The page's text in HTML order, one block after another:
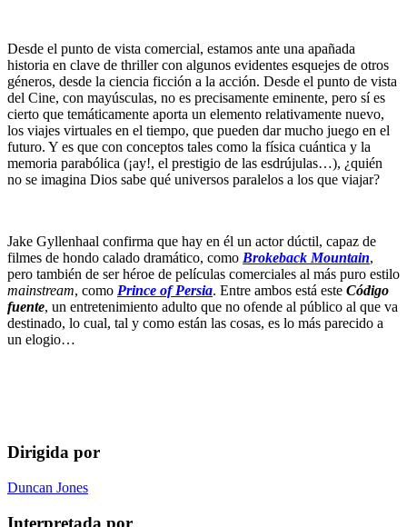
Desde el punto de vista comercial, estamos ante una apañada
historia en clave de thriller con algunos evidentes esquejes de otros
géneros, desde la ciencia ficción a la acción. Desde el punto de vista
del Cine, con mayúsculas, no es precisamente eminente, pero sí es
cierto que temáticamente aporta un elemento relativamente nuevo,
los viajes virtuales en el tiempo, que pueden dar mucho juego en el
futuro. Y es que con conceptos tales como la física cuántica y la
memoria parabólica (¡ay!, el prestigio de las esdrújulas…), ¿quién
no se imagina Dios sabe qué universos paralelos a los que viajar?
Jake Gyllenhaal confirma que hay en él un actor dúctil, capaz de
filmes de hondo calado dramático, como Brokeback Mountain,
pero también de ser héroe de películas comerciales al más puro estilo
mainstream, como Prince of Persia. Entre ambos está este Código
fuente, un entretenimiento adulto que no ofende al público al que va
destinado, lo cual, tal y como están las cosas, es lo más parecido a
un elogio…
Dirigida por
Duncan Jones
Interpretada por